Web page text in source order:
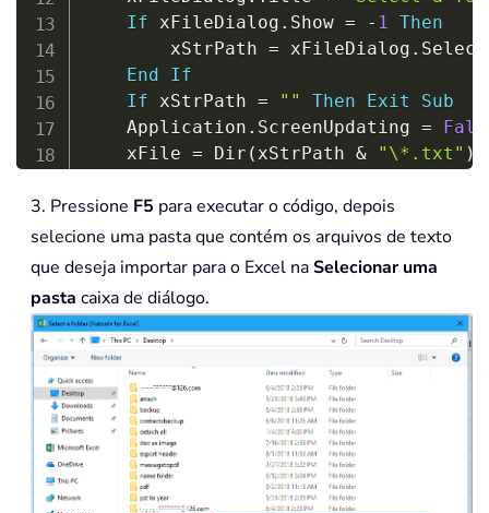
If xFileDialog . Show = - 1
Then
        xStrPath
= xFileDialog .
End
If
If xStrPath = "" Then Exit
Sub
    Application
. ScreenUpdating =
    xFile
= Dir ( xStrPath & "\*.txt" )
        xCount
= xCount + 1
Set xWS = Sheets(xCount)
        xWS
Select
With ActiveSheet.QueryTables
& xStrPath & "\" & xFile,
xCount
FieldNames =
RowNumbers =
FillAdjacentFormulas
PreserveFormatting
RefreshOnFileOpen
3. Pressione F5 para executar o código, depois
selecione uma pasta que contém os arquivos de texto
que deseja importar para o Excel naSelecionar uma
pasta caixa de diálogo.